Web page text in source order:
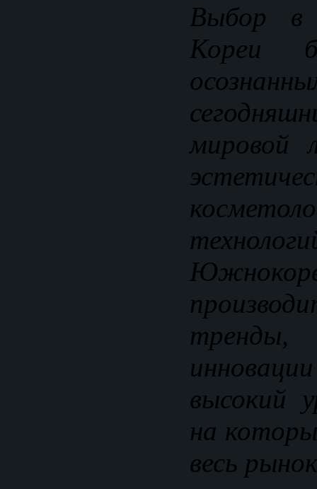
Выбор в
Кореи
мировой
высокий
на
весь